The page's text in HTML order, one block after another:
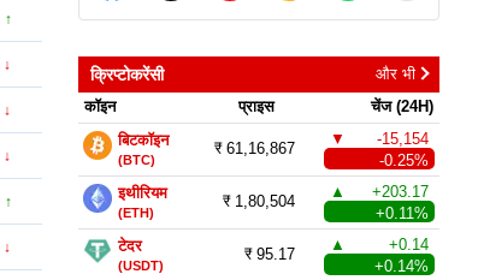
क्रिप्टोकरेंसी और भी
कॉइन प्राइस
चेंज (24H)
बिटकॉइन
(BTC)
₹ 61,16,867
▼
-15,154
-0.25%
इथीरियम
(ETH)
₹ 1,80,504
▲
+203.17
+0.11%
टेदर
(USDT)
₹ 95.17
▲
+0.14
+0.14%